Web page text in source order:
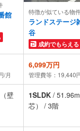
館 特徴が似ている物
ランドステージ
谷
成約でもらえる
/月
6,099万円
管理費等：19,440
壁
1SLDK /
芯）
/ 3階